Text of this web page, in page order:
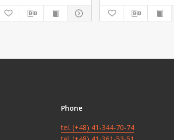
Phone
tel. (+48) 41-344-70-74